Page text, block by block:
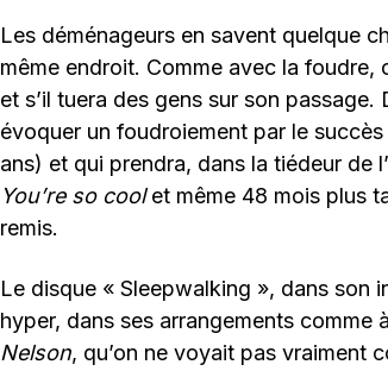
Les déménageurs en savent quelque
même endroit. Comme avec la foudre,
et s’il tuera des gens sur son
évoquer un foudroiement par le
ans) et qui prendra, dans la tiédeur de
You’re so coolet même 48 mois plus
remis.
Le disque « Sleepwalking », dans son
hyper, dans ses arrangements comme
Nelson, qu’on ne voyait pas vraiment